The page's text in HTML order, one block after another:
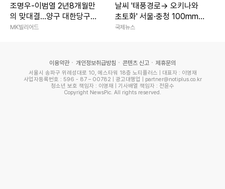
조명우-이범열 2년8개월만
의 맞대결…양구 대한당구연
맹회장배 男4강서 격돌
MK빌리어드
날씨 '태풍경로→ 오키나와
초토화' 서울·충청 100mm이
상 소나기 주말날씨
국제뉴스
이용약관 개인정보취급방침 콘텐츠 신고 제휴문의
서울시 송파구 위례성대로 10, 에스타워 18층 노티플러스 | 대표자 : 이영재
사업자등록번호 : 596 - 87 – 00782 | 광고대행업 | partner@notiplus.co.kr
청소년 보호 책임자 : 이영재 | 기사배열 책임자 : 전윤수
Copyright NewsPic. All rights reserved.